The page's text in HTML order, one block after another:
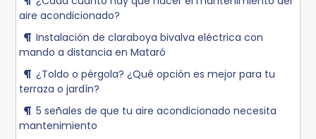
aire acondicionado?
Instalación de claraboya bivalva eléctrica con
mando a distancia en Mataró
¿Toldo o pérgola? ¿Qué opción es mejor para tu
terraza o jardín?
5 señales de que tu aire acondicionado necesita
mantenimiento